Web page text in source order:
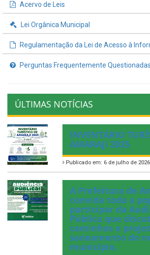
Acervo de Leis
Lei Orgânica Municipal
Regulamentação da Lei de Acesso à
Perguntas Frequentemente Questionadas
ÚLTIMAS NOTÍCIAS
INVENTÁRIO
AMARAJI 2025
Publicado em: 6 de julho de 2026
A Prefeitura de
convida toda a
participar da
Pública que
caminhos e
saneamento do
município.